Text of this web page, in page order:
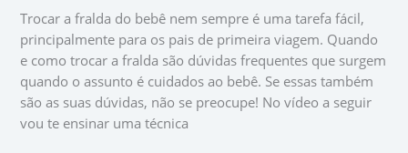
Trocar a fralda do bebê nem sempre é uma tarefa fácil,
principalmente para os pais de primeira viagem. Quando
e como trocar a fralda são dúvidas frequentes que surgem
quando o assunto é cuidados ao bebê. Se essas também
são as suas dúvidas, não se preocupe! No vídeo a seguir
vou te ensinar uma técnica
fralda
do
bebê